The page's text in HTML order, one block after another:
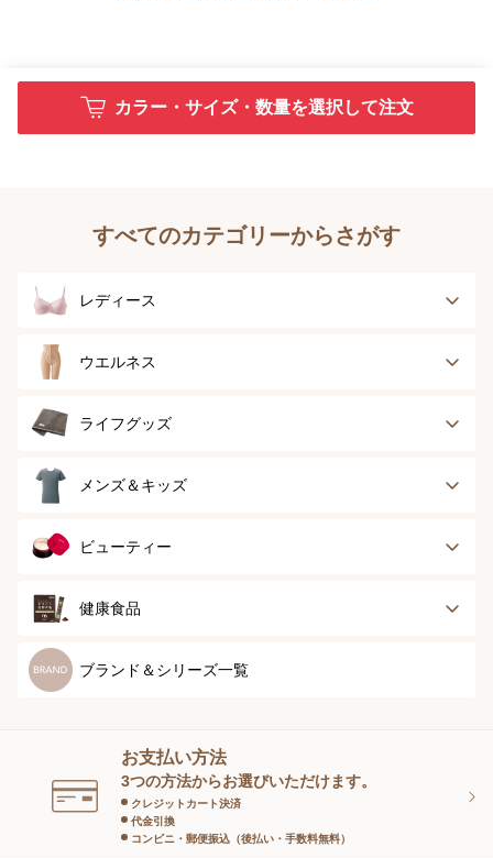
カラー・サイズ・数量を選択して注文
すべてのカテゴリーからさがす
レディース
ブラジャー
ボディースーツ
ランジェリー
イツ
ウエルネス
健康サポート
スポーツ
ライフグッズ
アウター
グッズ
メンズ＆キッズ
メンズトップ
メンズソックス
ビューティー
スキンケア
スペシャルケア
スキンケアグッズ
健康食品
健康食品
ブランド＆シリーズ一覧
お支払い方法
3つの方法からお選びいただけます。
クレジットカート決済
代金引換
コンビニ・郵便振込（後払い・手数料無料）